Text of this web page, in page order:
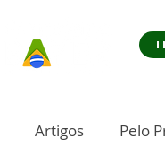
Artigos Pelo